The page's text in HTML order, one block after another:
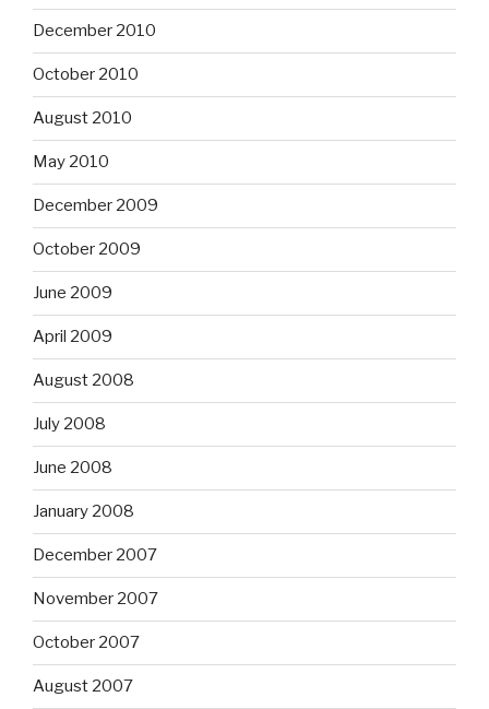
December 2010
October 2010
August 2010
May 2010
December 2009
October 2009
June 2009
April 2009
August 2008
July 2008
June 2008
January 2008
December 2007
November 2007
October 2007
August 2007